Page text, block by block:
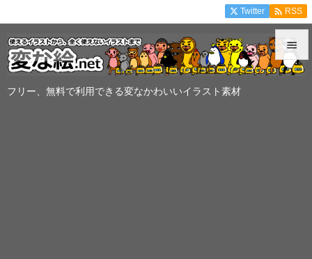
フリー、無料で利用できる変なかわいいイラスト素材


Twitter  RSS